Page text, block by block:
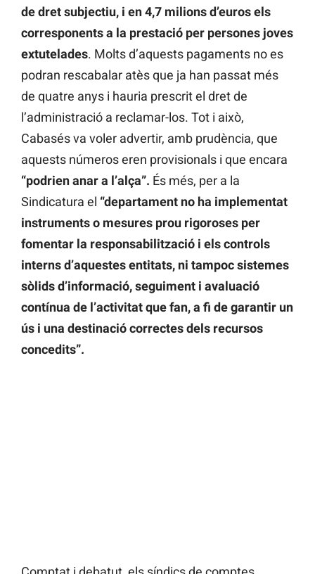
de dret subjectiu, i en 4,7 milions d’euros els
corresponents a la prestació per persones joves
extutelades. Molts d’aquests pagaments no es
podran rescabalar atès que ja han passat més
de quatre anys i hauria prescrit el dret de
l’administració a reclamar-los. Tot i això,
Cabasés va voler advertir, amb prudència, que
aquests números eren provisionals i que encara
“podrien anar a l’alça”. És més, per a la
Sindicatura el “departament no ha implementat
instruments o mesures prou rigoroses per
fomentar la responsabilització i els controls
interns d’aquestes entitats, ni tampoc sistemes
sòlids d’informació, seguiment i avaluació
contínua de l’activitat que fan, a fi de garantir un
ús i una destinació correctes dels recursos
concedits”.